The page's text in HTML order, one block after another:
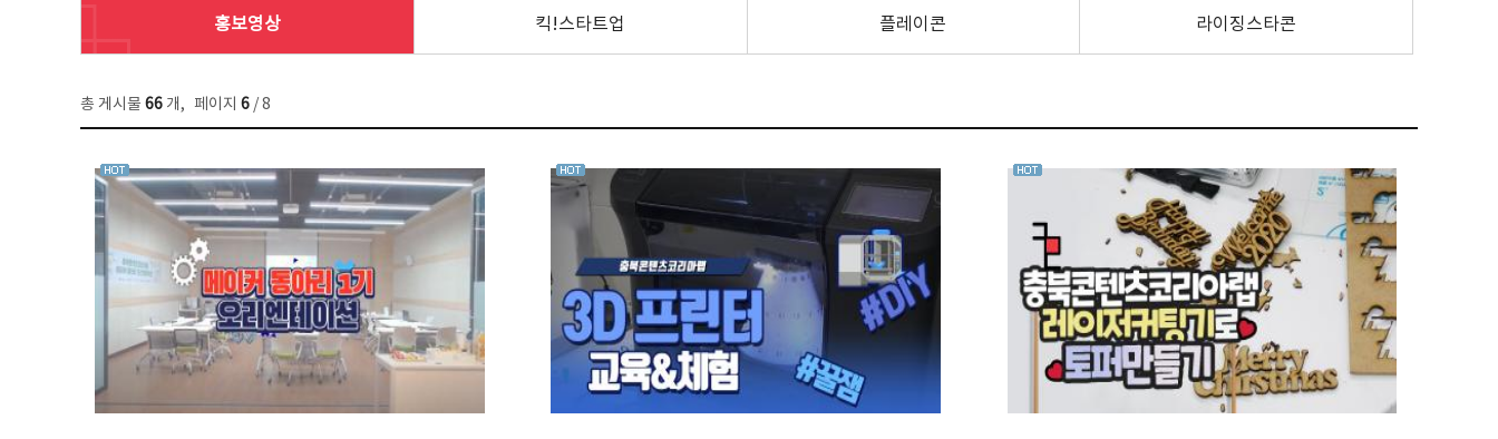
홍보영상 킥!스타트업 플레이콘 라이징스타콘
총 게시물 66 개, 페이지 6 / 8